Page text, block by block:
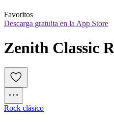
Favoritos
Descarga gratuita en la App Store
Zenith Classic
Rock clásico